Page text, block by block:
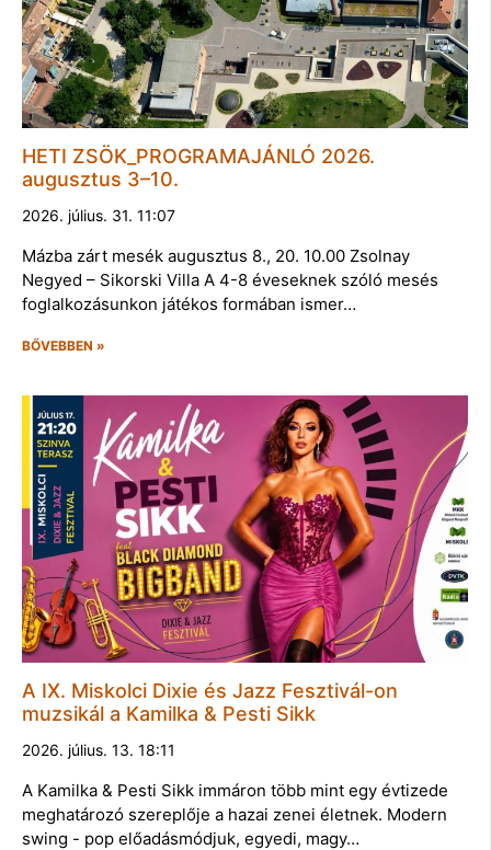
HETI ZSÖK_PROGRAMAJÁNLÓ 2026.
augusztus 3–10.
2026. július. 31. 11:07
Mázba zárt mesék augusztus 8., 20. 10.00 Zsolnay
Negyed – Sikorski Villa A 4-8 éveseknek szóló mesés
foglalkozásunkon játékos formában ismer…
BŐVEBBEN »
A IX. Miskolci Dixie és Jazz Fesztivál-on
muzsikál a Kamilka & Pesti Sikk
2026. július. 13. 18:11
A Kamilka & Pesti Sikk immáron több mint egy évtizede
meghatározó szereplője a hazai zenei életnek. Modern
swing - pop előadásmódjuk, egyedi, magy…